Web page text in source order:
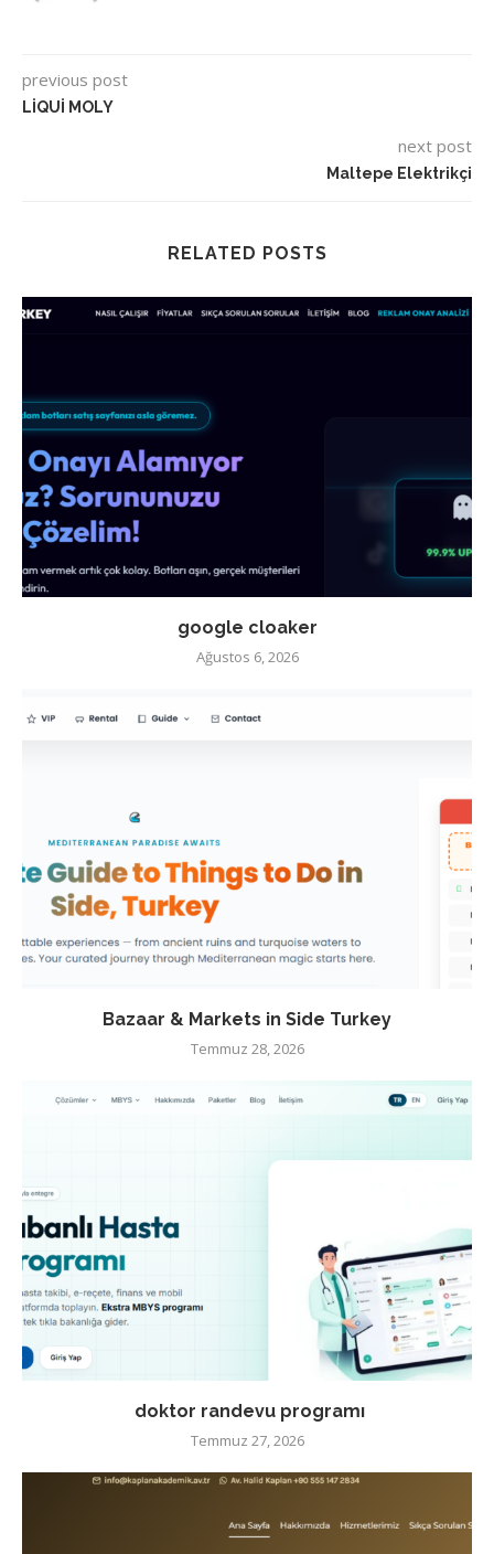
previous post
LİQUİ MOLY
next post
Maltepe Elektrikçi
RELATED POSTS
google cloaker
Ağustos 6, 2026
Bazaar & Markets in Side Turkey
Temmuz 28, 2026
doktor randevu programı
Temmuz 27, 2026